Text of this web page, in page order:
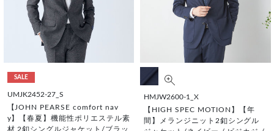
SALE
UMJK2452-27_S
【JOHN PEARSE comfort nav
y】【春夏】機能性ポリエステル素
材 2釦シングルジャケット/ブラッ
HMJW2600-1_X
【HIGH SPEC MOTION】【年
間】メランジニット2釦シングル